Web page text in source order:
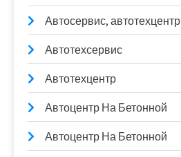
Автосервис, автотехцентр
Автотехсервис
Автотехцентр
Автоцентр На Бетонной
Автоцентр На Бетонной